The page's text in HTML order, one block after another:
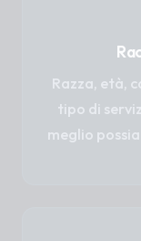
Razza, età,
tipo di
meglio